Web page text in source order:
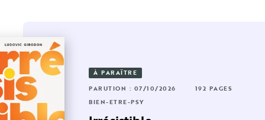
PAGES
: 10/09/2025
320 PAGES
ÊTRE-PSY
À PARAÎTRE
PARUTION : 07/10/2026
192 PAGES
BIEN-ÊTRE-PSY